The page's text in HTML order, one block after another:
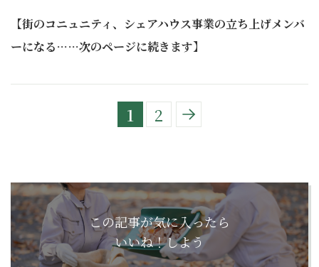
【街のコニュニティ、シェアハウス事業の立ち上げメンバ
ーになる……次のページに続きます】
1 2
この記事が気に入ったら
いいね！しよう